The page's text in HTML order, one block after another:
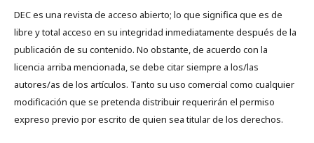
DEC es una revista de acceso abierto; lo que significa que es de
libre y total acceso en su integridad inmediatamente después de la
publicación de su contenido. No obstante, de acuerdo con la
licencia arriba mencionada, se debe citar siempre a los/las
autores/as de los artículos. Tanto su uso comercial como cualquier
modificación que se pretenda distribuir requerirán el permiso
expreso previo por escrito de quien sea titular de los derechos.